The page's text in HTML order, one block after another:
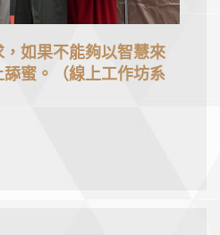
如果不能夠以智慧來
蜜。（線上工作坊系